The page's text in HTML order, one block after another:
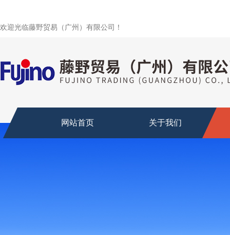
欢迎光临藤野贸易（广州）有限公司！
网站首页 关于我们